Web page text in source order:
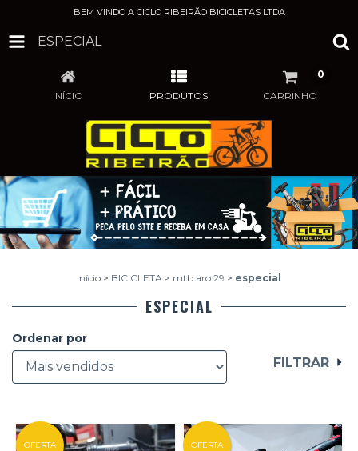
BEM VINDO A CICLO RIBEIRÃO BICICLETAS LTDA
ESPECIAL
INÍCIO PRODUTOS CARRINHO
0
Início > BICICLETA > mtb aro 29 > especial
ESPECIAL
Ordenar por
FILTRAR
OFERTA OFERTA